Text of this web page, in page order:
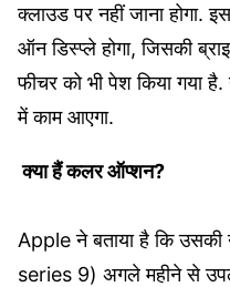
क्‍लाउड पर नहीं जाना होगा.
ऑन डिस्‍प्‍ले होगा, जिसकी
फीचर को भी पेश किया गया
में काम आएगा.
क्या हैं कलर ऑप्शन?
Apple ने बताया है कि
series 9) अगले महीने से